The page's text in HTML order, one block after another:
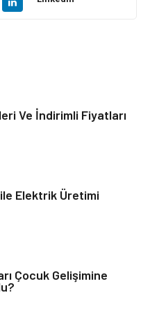
Emlak
Metal Maden
Ve İndirimli Fiyatları
Elektrik Üretimi
Çocuk Gelişimine